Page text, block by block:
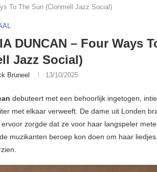
To The Sun (Clonmell Jazz Social)
DUNCAN – Four Ways
Jazz Social)
Bruneel 13/10/2025
debuteert met een behoorlijk ingetogen,
met elkaar verweeft. De dame uit Londen
ervoor zorgde dat ze voor haar langspeler
muzikanten beroep kon doen om haar